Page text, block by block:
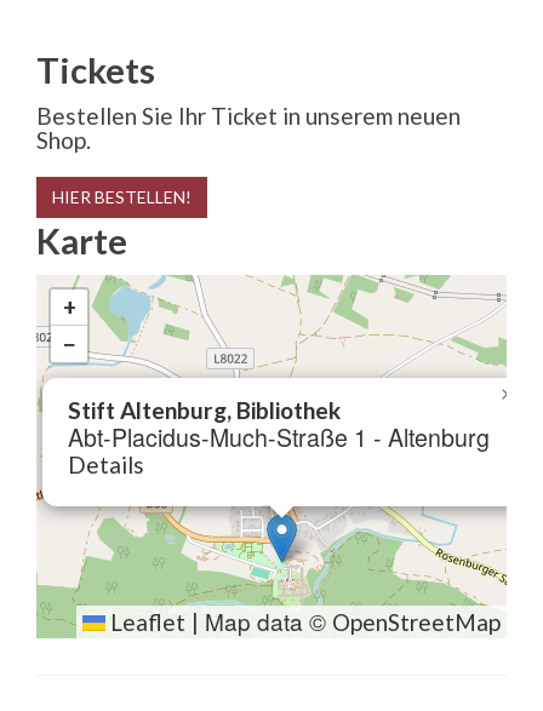
Tickets
Bestellen Sie Ihr Ticket in unserem neuen
Shop.
HIER BESTELLEN!
Karte
Stift Altenburg, Bibliothek
Abt-Placidus-Much-Straße 1 - Altenburg
Details
×
+
−
Leaflet | Map data © OpenStreetMap